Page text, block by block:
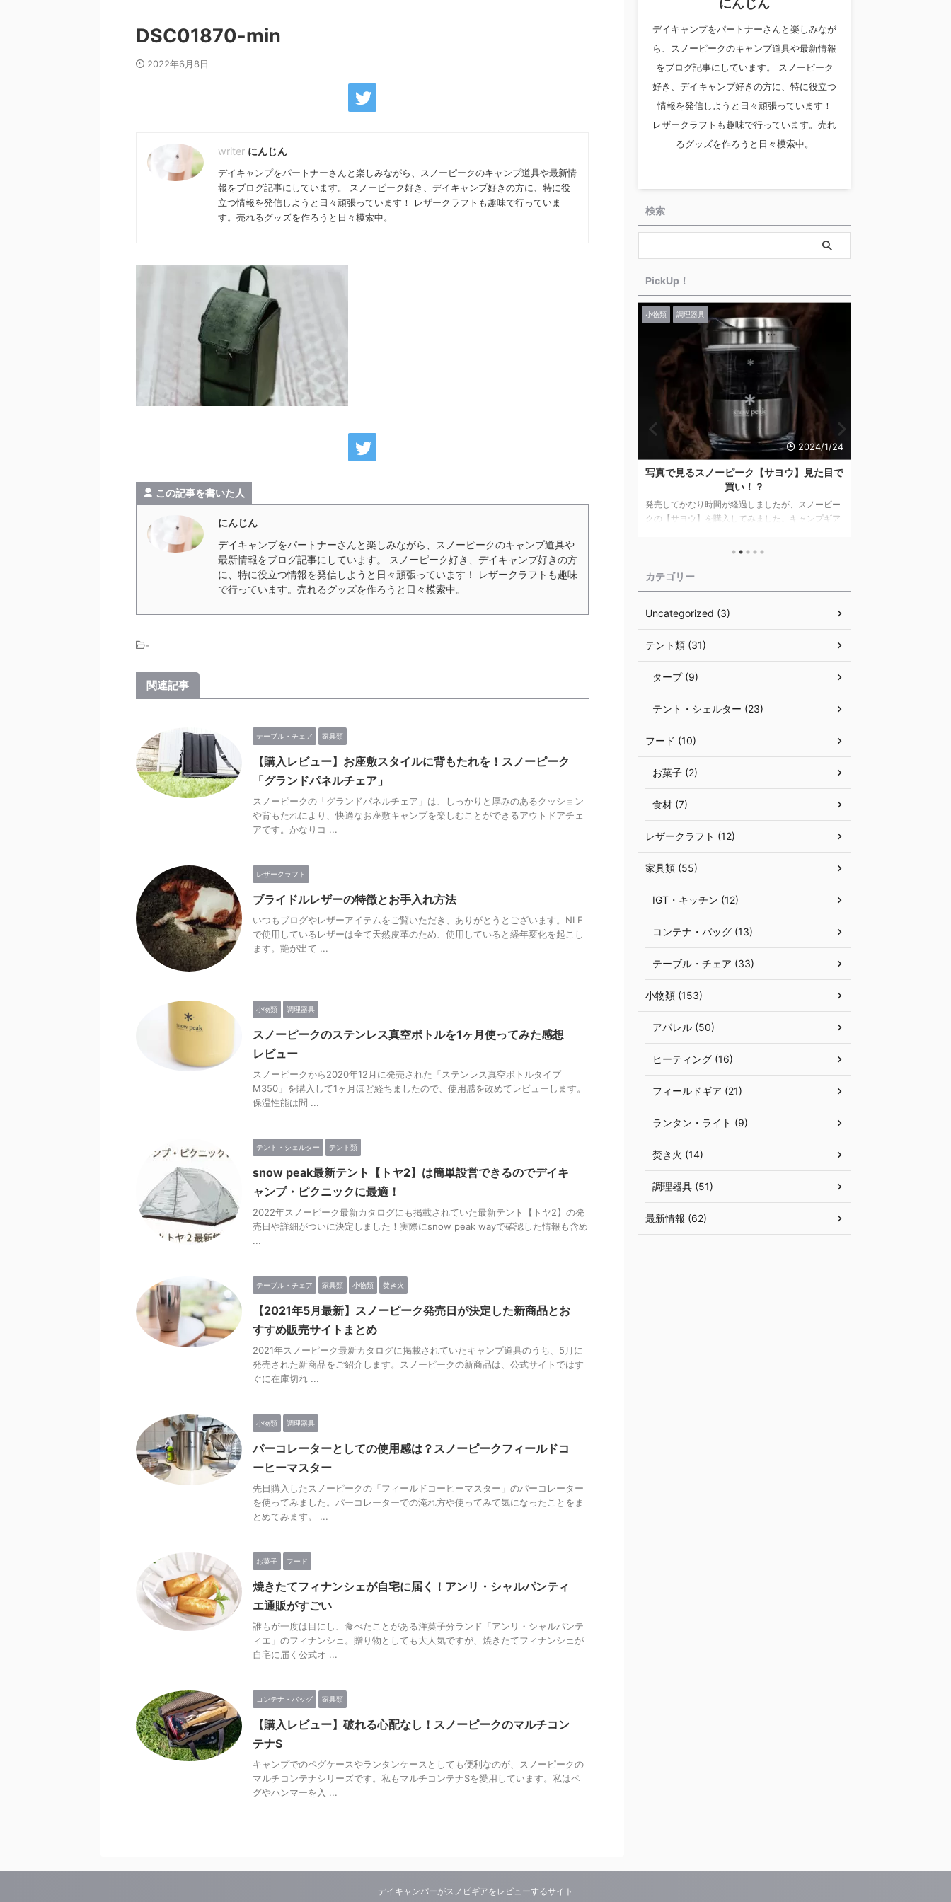
DSC01870-min
2022年6月8日
にんじん
デイキャンプをパートナーさんと楽しみながら、スノーピークのキャンプ道具や最新情
報をブログ記事にしています。 スノーピーク好き、デイキャンプ好きの方に、特に役
立つ情報を発信しようと日々頑張っています！ レザークラフトも趣味で行っていま
す。売れるグッズを作ろうと日々模索中。
この記事を書いた人
にんじん
デイキャンプをパートナーさんと楽しみながら、スノーピークのキャンプ道具や
最新情報をブログ記事にしています。 スノーピーク好き、デイキャンプ好きの方
に、特に役立つ情報を発信しようと日々頑張っています！ レザークラフトも趣味
で行っています。売れるグッズを作ろうと日々模索中。
-
関連記事
テーブル・チェア 家具類
【購入レビュー】お座敷スタイルに背もたれを！スノーピーク
「グランドパネルチェア」
スノーピークの「グランドパネルチェア」は、しっかりと厚みのあるクッション
や背もたれにより、快適なお座敷キャンプを楽しむことができるアウトドアチェ
アです。かなりコ ...
レザークラフト
ブライドルレザーの特徴とお手入れ方法
いつもブログやレザーアイテムをご覧いただき、ありがとうとございます。NLF
で使用しているレザーは全て天然皮革のため、使用していると経年変化を起こし
ます。艶が出て ...
小物類 調理器具
スノーピークのステンレス真空ボトルを1ヶ月使ってみた感想
レビュー
スノーピークから2020年12月に発売された「ステンレス真空ボトルタイプ
M350」を購入して1ヶ月ほど経ちましたので、使用感を改めてレビューします。
保温性能は問 ...
テント・シェルター テント類
snow peak最新テント【トヤ2】は簡単設営できるのでデイキ
ャンプ・ピクニックに最適！
2022年スノーピーク最新カタログにも掲載されていた最新テント【トヤ2】の発
売日や詳細がついに決定しました！実際にsnow peak wayで確認した情報も含め
...
テーブル・チェア 家具類 小物類 焚き火
【2021年5月最新】スノーピーク発売日が決定した新商品とお
すすめ販売サイトまとめ
2021年スノーピーク最新カタログに掲載されていたキャンプ道具のうち、5月に
発売された新商品をご紹介します。スノーピークの新商品は、公式サイトではす
ぐに在庫切れ ...
小物類 調理器具
パーコレーターとしての使用感は？スノーピークフィールドコ
ーヒーマスター
先日購入したスノーピークの「フィールドコーヒーマスター」のパーコレーター
を使ってみました。パーコレーターでの淹れ方や使ってみて気になったことをま
とめてみます。 ...
お菓子 フード
焼きたてフィナンシェが自宅に届く！アンリ・シャルパンティ
エ通販がすごい
誰もが一度は目にし、食べたことがある洋菓子分ランド「アンリ・シャルパンテ
ィエ」のフィナンシェ。贈り物としても大人気ですが、焼きたてフィナンシェが
自宅に届く公式オ ...
コンテナ・バッグ 家具類
【購入レビュー】破れる心配なし！スノーピークのマルチコン
テナS
キャンプでのペグケースやランタンケースとしても便利なのが、スノーピークの
マルチコンテナシリーズです。私もマルチコンテナSを愛用しています。私はペ
グやハンマーを入 ...
にんじん
デイキャンプをパートナーさんと楽しみなが
ら、スノーピークのキャンプ道具や最新情報
をブログ記事にしています。 スノーピーク
好き、デイキャンプ好きの方に、特に役立つ
情報を発信しようと日々頑張っています！
レザークラフトも趣味で行っています。売れ
るグッズを作ろうと日々模索中。
検索
PickUp！
最新情報
2024/1/2
2024年も始まり、2024年のスノーピーク開催予定
のイベントが発表されました！全イベントをまとめ
ましたので、こちらから公式サイトで詳細をチェッ
クしてみてください。 目次 ２024年開催予定のイベ
ントとは？ Snow Peak Way（スノーピークウェ
イ） Snow Peak Way Premium（スノーピークウェ
イプレミアム） LOCAL TOURISM（ローカルツアー
ない！海外限定品も要チェック！ 2024年1月に、ス
中！オリジナルステッカーを先着でプレゼント。条
件や詳細をチェックし、お見逃しなく！ 目次 キャ
ンペーンんはいつまで? ステッカーのサイズとカラ
ーは？ 買い物したらセットで送付されるの？ ステ
クがオンラインストア限定で特別なノベルティキャ
小物類 調理器具
2024/1/24
写真で見るスノーピーク【サヨウ】見た目で
買い！？
発売してかなり時間が経過しましたが、スノーピー
クの【サヨウ】を購入してみました。キャンプギア
み 「サイズに余裕のある」収納袋が付属 サヨウ専
用!?マルチキャニスターで使い勝手アップ！ サヨウ
キャンプでも気軽にお茶を！というコンセプトのも
とに開発、販売されています。 キャンプでの飲み
物というとコーヒーが浮かびますが ...
カテゴリー
Uncategorized (3)
テント類 (31)
タープ (9)
テント・シェルター (23)
フード (10)
お菓子 (2)
食材 (7)
レザークラフト (12)
家具類 (55)
IGT・キッチン (12)
コンテナ・バッグ (13)
テーブル・チェア (33)
小物類 (153)
アパレル (50)
ヒーティング (16)
フィールドギア (21)
ランタン・ライト (9)
焚き火 (14)
調理器具 (51)
最新情報 (62)
デイキャンパーがスノピギアをレビューするサイト